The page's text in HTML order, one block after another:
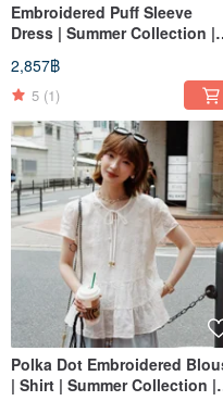
Embroidered Puff Sleeve
Dress | Summer Collection |
Sora-2156
2,857฿
5 (1)
Polka Dot Embroidered
| Shirt | Summer Collection |